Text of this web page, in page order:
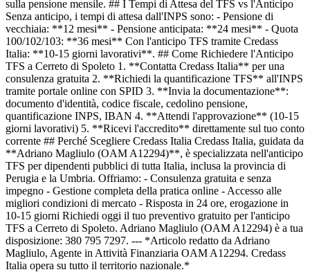
sulla pensione mensile. ## I Tempi di Attesa del TFS vs l'Anticipo
Senza anticipo, i tempi di attesa dall'INPS sono: - Pensione di
vecchiaia: **12 mesi** - Pensione anticipata: **24 mesi** - Quota
100/102/103: **36 mesi** Con l'anticipo TFS tramite Credass
Italia: **10-15 giorni lavorativi**. ## Come Richiedere l'Anticipo
TFS a Cerreto di Spoleto 1. **Contatta Credass Italia** per una
consulenza gratuita 2. **Richiedi la quantificazione TFS** all'INPS
tramite portale online con SPID 3. **Invia la documentazione**:
documento d'identità, codice fiscale, cedolino pensione,
quantificazione INPS, IBAN 4. **Attendi l'approvazione** (10-15
giorni lavorativi) 5. **Ricevi l'accredito** direttamente sul tuo conto
corrente ## Perché Scegliere Credass Italia Credass Italia, guidata da
**Adriano Magliulo (OAM A12294)**, è specializzata nell'anticipo
TFS per dipendenti pubblici di tutta Italia, inclusa la provincia di
Perugia e la Umbria. Offriamo: - Consulenza gratuita e senza
impegno - Gestione completa della pratica online - Accesso alle
migliori condizioni di mercato - Risposta in 24 ore, erogazione in
10-15 giorni Richiedi oggi il tuo preventivo gratuito per l'anticipo
TFS a Cerreto di Spoleto. Adriano Magliulo (OAM A12294) è a tua
disposizione: 380 795 7297. --- *Articolo redatto da Adriano
Magliulo, Agente in Attività Finanziaria OAM A12294. Credass
Italia opera su tutto il territorio nazionale.*